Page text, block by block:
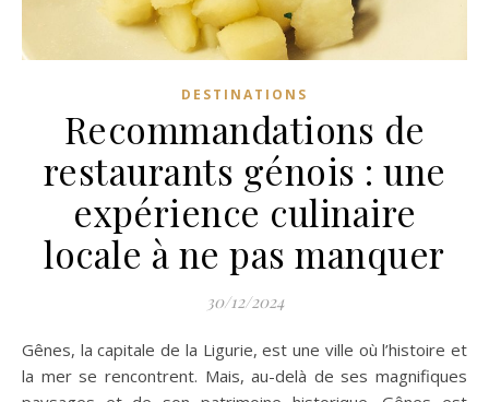
DESTINATIONS
Recommandations de
restaurants génois : une
expérience culinaire
locale à ne pas manquer
30/12/2024
Gênes, la capitale de la Ligurie, est une ville où l’histoire et
la mer se rencontrent. Mais, au-delà de ses magnifiques